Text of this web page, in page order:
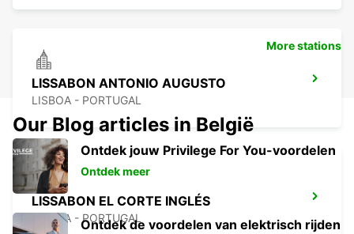
LISSABON ANTONIO AUGUSTO
LISBOA - PORTUGAL
LISSABON EL CORTE INGLÉS
LISBOA - PORTUGAL
More stations
Our Blog articles in België
Ontdek jouw Privilege For You-voordelen
Ontdek meer
Ontdek de voordelen van elektrisch rijden